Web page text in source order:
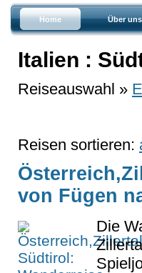
Home Über uns
Italien :
Reiseauswahl »
Reisen sortieren:
von Fügen
Die